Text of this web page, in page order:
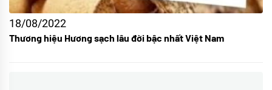
18/08/2022
Thương hiệu Hương sạch lâu đời bậc nhất Việt Nam